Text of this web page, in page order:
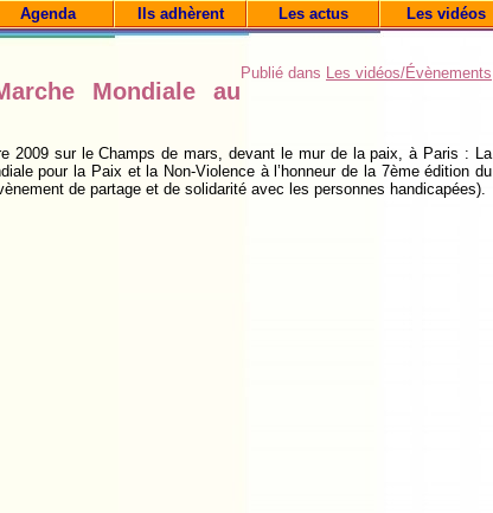
Agenda Ils adhèrent Les actus Les vidéos
Publié dans Les vidéos/Évènements
Mondiale au
2009 sur le Champs de mars, devant le mur de la paix, à Paris : La
pour la Paix et la Non-Violence à l’honneur de la 7ème édition du
de partage et de solidarité avec les personnes handicapées).